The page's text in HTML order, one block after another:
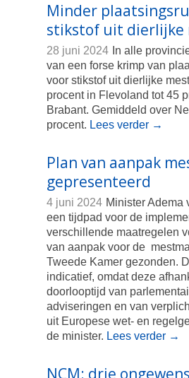
Minder
stikstof uit dierlijke
28 juni 2024 In alle
van een forse krimp van
voor stikstof uit dierlijke
procent in Flevoland tot 45
Brabant. Gemiddeld over
procent. Lees verder →
Plan van aanpak
gepresenteerd
4 juni 2024 Minister Adema
een tijdpad voor de
verschillende maatregelen
van aanpak voor de
Tweede Kamer gezonden.
indicatief, omdat deze
doorlooptijd van
adviseringen en van
uit Europese wet- en
de minister. Lees verder →
NCM: drie